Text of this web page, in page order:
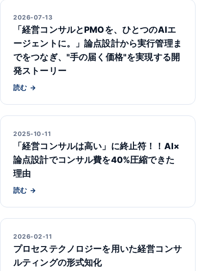
2026-07-13
「経営コンサルとPMOを、ひとつのAIエ
ージェントに。」論点設計から実行管理ま
でをつなぎ、"手の届く価格"を実現する開
発ストーリー
読む
2025-10-11
「経営コンサルは高い」に終止符！！AI×
論点設計でコンサル費を40%圧縮できた
理由
読む
2026-02-11
プロセステクノロジーを用いた経営コンサ
ルティングの形式知化